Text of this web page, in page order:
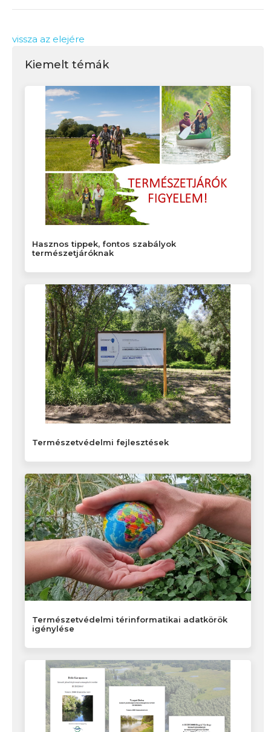
vissza az elejére
Kiemelt témák
Hasznos tippek, fontos szabályok
természetjáróknak
Természetvédelmi fejlesztések
Természetvédelmi térinformatikai adatkörök
igénylése